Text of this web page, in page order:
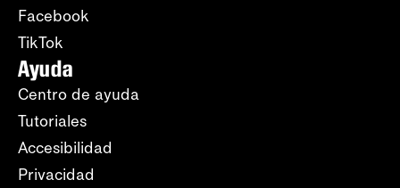
Facebook
TikTok
Ayuda
Centro de ayuda
Tutoriales
Accesibilidad
Privacidad